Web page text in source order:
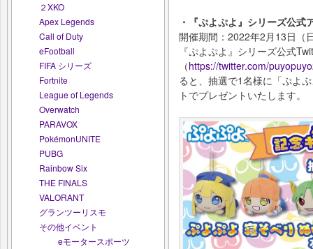
２XKO
Apex Legends
Call of Duty
eFootball
FIFA シリーズ
Fortnite
League of Legends
Overwatch
PARAVOX
PokémonUNITE
PUBG
Rainbow Six
THE FINALS
VALORANT
グランツーリスモ
その他イベント
eモータースポーツ
・『ぷよぷよ』シリーズ公式
開催期間：2022年2月13日（
『ぷよぷよ』シリーズ公式
（https://twitter.com/
ると、抽選で1名様に「ぷよ
トでプレゼントいたします。